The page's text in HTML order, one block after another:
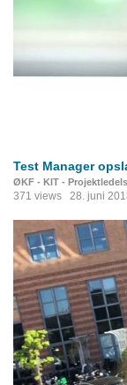
Test Manager
ØKF - KIT -
371 views 28. juni